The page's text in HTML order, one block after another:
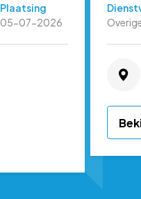
Plaatsing
05-07-2026